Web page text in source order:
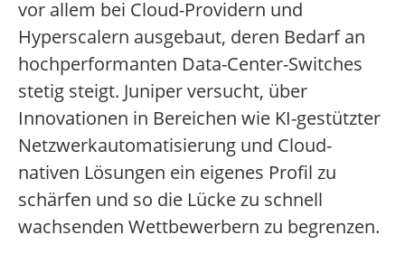
vor allem bei Cloud-Providern und
Hyperscalern ausgebaut, deren Bedarf an
hochperformanten Data-Center-Switches
stetig steigt. Juniper versucht, über
Innovationen in Bereichen wie KI-gestützter
Netzwerkautomatisierung und Cloud-
nativen Lösungen ein eigenes Profil zu
schärfen und so die Lücke zu schnell
wachsenden Wettbewerbern zu begrenzen.